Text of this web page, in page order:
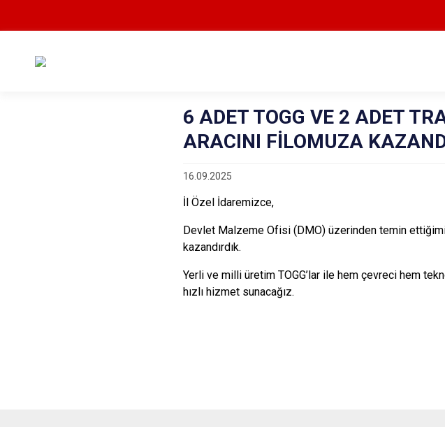
6 ADET TOGG VE 2 ADET
ARACINI FİLOMUZA
16.09.2025
İl Özel İdaremizce,
Devlet Malzeme Ofisi (DMO) üzerinden temin
kazandırdık.
Yerli ve milli üretim TOGG’lar ile hem çevreci hem
hızlı hizmet sunacağız.